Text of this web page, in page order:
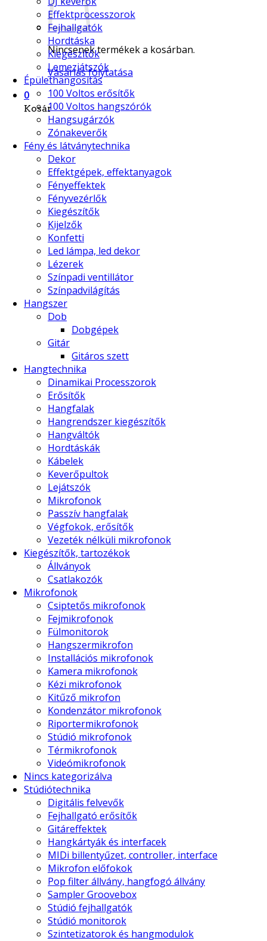
Nincsenek termékek a kosárban.
Vásárlás folytatása
0
Kosár
Effektprocesszorok
Fejhallgatók
Hordtáska
Kiegészítők
Lemezjátszók
Épülethangosítás
100 Voltos erősítők
100 Voltos hangszórók
Hangsugárzók
Zónakeverők
Fény és látványtechnika
Dekor
Effektgépek, effektanyagok
Fényeffektek
Fényvezérlők
Kiegészítők
Kijelzők
Konfetti
Led lámpa, led dekor
Lézerek
Színpadi ventillátor
Színpadvilágítás
Hangszer
Dob
Dobgépek
Gitár
Gitáros szett
Hangtechnika
Dinamikai Processzorok
Erősítők
Hangfalak
Hangrendszer kiegészítők
Hangváltók
Hordtáskák
Kábelek
Keverőpultok
Lejátszók
Mikrofonok
Passzív hangfalak
Végfokok, erősítők
Vezeték nélküli mikrofonok
Kiegészítők, tartozékok
Állványok
Csatlakozók
Mikrofonok
Csiptetős mikrofonok
Fejmikrofonok
Fülmonitorok
Hangszermikrofon
Installációs mikrofonok
Kamera mikrofonok
Kézi mikrofonok
Kitűző mikrofon
Kondenzátor mikrofonok
Riportermikrofonok
Stúdió mikrofonok
Térmikrofonok
Videómikrofonok
Nincs kategorizálva
Stúdiótechnika
Digitális felvevők
Fejhallgató erősítők
Gitáreffektek
Hangkártyák és interfacek
MIDi billentyűzet, controller, interface
Mikrofon előfokok
Pop filter állvány, hangfogó állvány
Sampler Groovebox
Stúdió fejhallgatók
Stúdió monitorok
Szintetizatorok és hangmodulok